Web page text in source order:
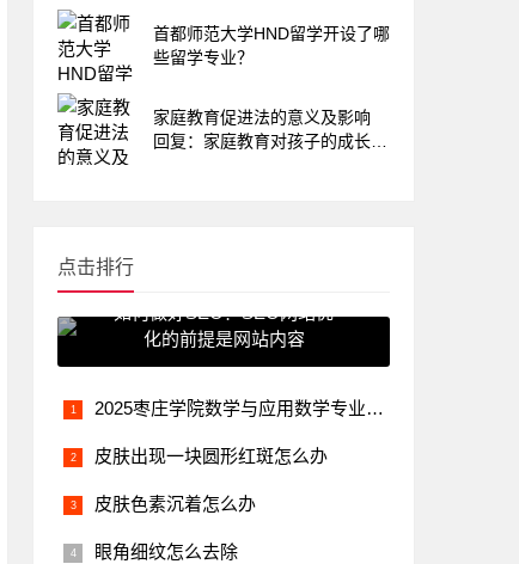
首都师范大学HND留学开设了哪
些留学专业？
家庭教育促进法的意义及影响
回复：家庭教育对孩子的成长起
点击排行
如何做好SEO？SEO网站优
化的前提是网站内容
2025枣庄学院数学与应用数学专业各省分数线及选科位次 就业前景满意度怎么样_高中学习_高考升学
皮肤出现一块圆形红斑怎么办
皮肤色素沉着怎么办
眼角细纹怎么去除